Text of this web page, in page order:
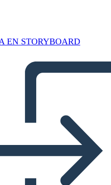
EN STORYBOARD